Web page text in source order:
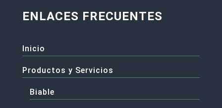
ENLACES FRECUENTES
Inicio
Productos y Servicios
Biable